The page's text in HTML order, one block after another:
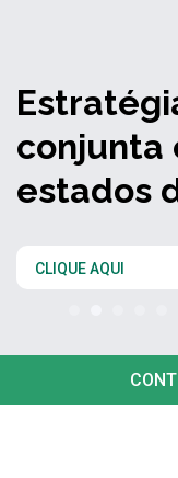
conjunta
estados
CLIQUE AQUI